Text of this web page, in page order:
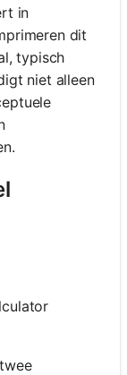
in
dit
typisch
niet alleen